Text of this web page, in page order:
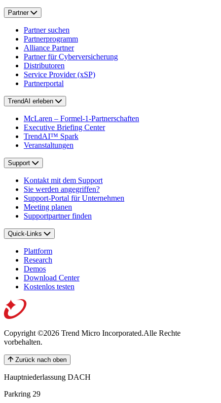
Partner
Partner suchen
Partnerprogramm
Alliance Partner
Partner für Cyberversicherung
Distributoren
Service Provider (xSP)
Partnerportal
TrendAI erleben
McLaren – Formel-1-Partnerschaften
Executive Briefing Center
TrendAI™ Spark
Veranstaltungen
Support
Kontakt mit dem Support
Sie werden angegriffen?
Support-Portal für Unternehmen
Meeting planen
Supportpartner finden
Quick-Links
Plattform
Research
Demos
Download Center
Kostenlos testen
Copyright ©2026 Trend Micro Incorporated.Alle Rechte
vorbehalten.
Zurück nach oben
Hauptniederlassung DACH
Parkring 29